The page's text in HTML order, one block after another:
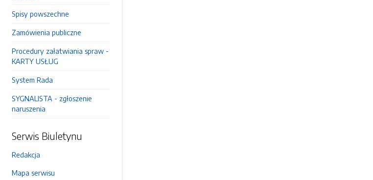
Spisy powszechne
Zamówienia publiczne
Procedury załatwiania spraw -
KARTY USŁUG
System Rada
SYGNALISTA - zgłoszenie
naruszenia
Serwis Biuletynu
Redakcja
Mapa serwisu